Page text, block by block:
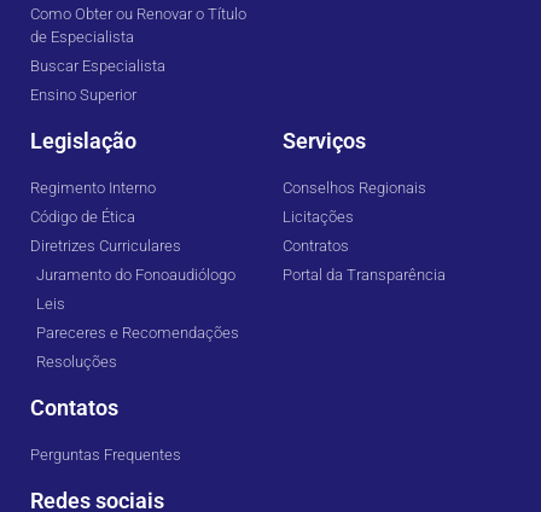
Como Obter ou Renovar o Título
de Especialista
Buscar Especialista
Ensino Superior
Legislação
Regimento Interno
Código de Ética
Diretrizes Curriculares
Juramento do Fonoaudiólogo
Leis
Pareceres e Recomendações
Resoluções
Serviços
Conselhos Regionais
Licitações
Contratos
Portal da Transparência
Contatos
Perguntas Frequentes
Redes sociais